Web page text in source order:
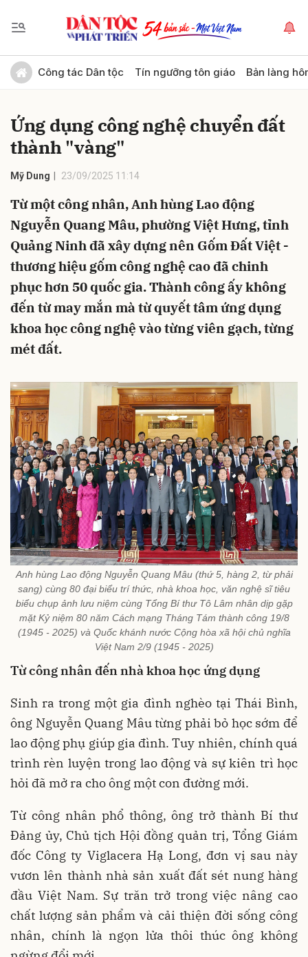
Công tác Dân tộc Tín ngưỡng tôn giáo Bản làng
Ứng dụng công nghệ chuyển đất
thành "vàng"
Mỹ Dung 23/09/2025 11:14
Từ một công nhân, Anh hùng Lao động
Nguyễn Quang Mâu, phường Việt Hưng, tỉnh
Quảng Ninh đã xây dựng nên Gốm Đất Việt -
thương hiệu gốm công nghệ cao đã chinh
phục hơn 50 quốc gia. Thành công ấy không
đến từ may mắn mà từ quyết tâm ứng dụng
khoa học công nghệ vào từng viên gạch, từng
mét đất.
Anh hùng Lao động Nguyễn Quang Mâu (thứ 5, hàng 2, từ phải
sang) cùng 80 đại biểu trí thức, nhà khoa học, văn nghệ sĩ tiêu
biểu chụp ảnh lưu niệm cùng Tổng Bí thư Tô Lâm nhân dịp gặp
mặt Kỷ niệm 80 năm Cách mạng Tháng Tám thành công 19/8
(1945 - 2025) và Quốc khánh nước Cộng hòa xã hội chủ nghĩa
Việt Nam 2/9 (1945 - 2025)
Từ công nhân đến nhà khoa học ứng dụng
Sinh ra trong một gia đình nghèo tại Thái Bình,
ông Nguyễn Quang Mâu từng phải bỏ học sớm để
lao động phụ giúp gia đình. Tuy nhiên, chính quá
trình rèn luyện trong lao động và sự kiên trì học
hỏi đã mở ra cho ông một con đường mới.
Từ công nhân phổ thông, ông trở thành Bí thư
Đảng ủy, Chủ tịch Hội đồng quản trị, Tổng Giám
đốc Công ty Viglacera Hạ Long, đơn vị sau này
vươn lên thành nhà sản xuất đất sét nung hàng
đầu Việt Nam. Sự trăn trở trong việc nâng cao
chất lượng sản phẩm và cải thiện đời sống công
nhân, chính là ngọn lửa thôi thúc ông không
Gửi bình luận
Hủy